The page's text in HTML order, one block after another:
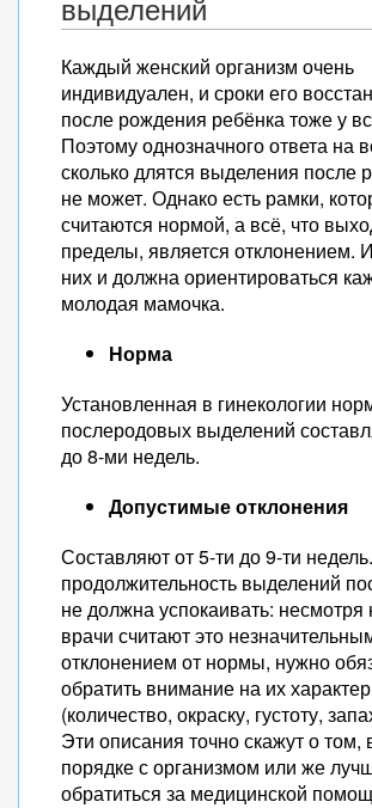
выделений
Каждый женский организм очень
индивидуален, и сроки его
после рождения ребёнка тоже у
Поэтому однозначного ответа на
сколько длятся выделения после
не может. Однако есть рамки,
считаются нормой, а всё, что
пределы, является отклонением.
них и должна ориентироваться
молодая мамочка.
Норма
Установленная в гинекологии
послеродовых выделений
до 8-ми недель.
Допустимые отклонения
Составляют от 5-ти до 9-ти
продолжительность выделений
не должна успокаивать: несмотря
врачи считают это
отклонением от нормы, нужно
обратить внимание на их характер
(количество, окраску, густоту,
Эти описания точно скажут о том,
порядке с организмом или же
обратиться за медицинской